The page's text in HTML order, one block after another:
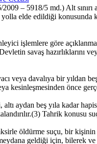
– 5918/5 md.) Alt
elde edildiği
işlemlere göre
savaş
veya davalıya bir yıldan
önce
beş yıla kadar hapis
Tahrik konusu
öldürme suçu, bir
geldiği için, bilerek